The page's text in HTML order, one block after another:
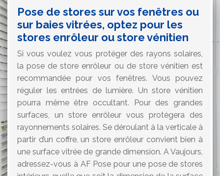
Pose de stores sur vos fenêtres ou
sur baies vitrées, optez pour les
stores enrôleur ou store vénitien
Si vous voulez vous protéger des rayons solaires,
la pose de store enrôleur ou de store vénitien est
recommandée pour vos fenêtres. Vous pouvez
réguler les entrées de lumière. Un store vénitien
pourra même être occultant. Pour des grandes
surfaces, un store enrôleur vous protégera des
rayonnements solaires. Se déroulant à la verticale à
partir d’un coffre, un store enrôleur convient bien à
une surface vitrée de grande dimension. A Vaujours,
adressez-vous à AF Pose pour une pose de stores